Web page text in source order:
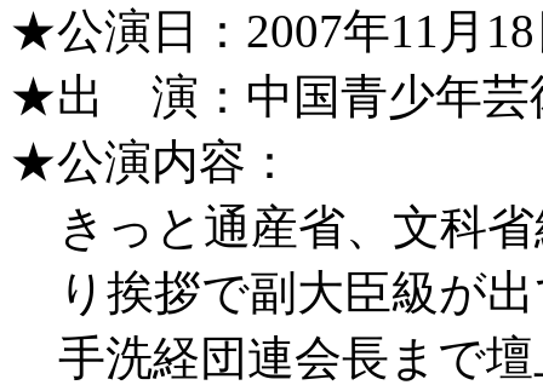
★公演日：2007年11月
★出 演：中国青少年芸
★公演内容：
きっと通産省、文科
り挨拶で副大臣級が
手洗経団連会長まで